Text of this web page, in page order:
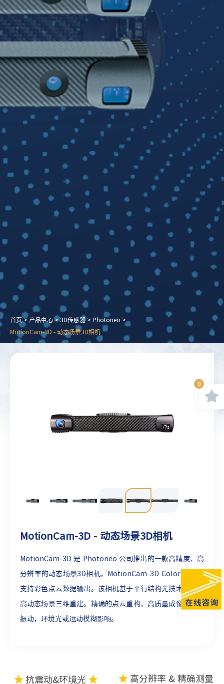
首页> 产品中心>3D传感器 > Photoneo >
MotionCam-3D - 动态场景3D相机
MotionCam-3D - 动态场景3D相机
MotionCam-3D 是 Photoneo 公司推出的一款高精度、高
分辨率的动态场景3D相机， MotionCam-3D Color 新型号
支持彩色点云数据输出。该相机基于平行结构光技术，实现
高动态场景三维重建。精确的点云重构，高质量成像，不受
振动，环境光或运动模糊影响。
★ 抗震动&环境光 ★ ★ 高分辨率 & 精确测量
0